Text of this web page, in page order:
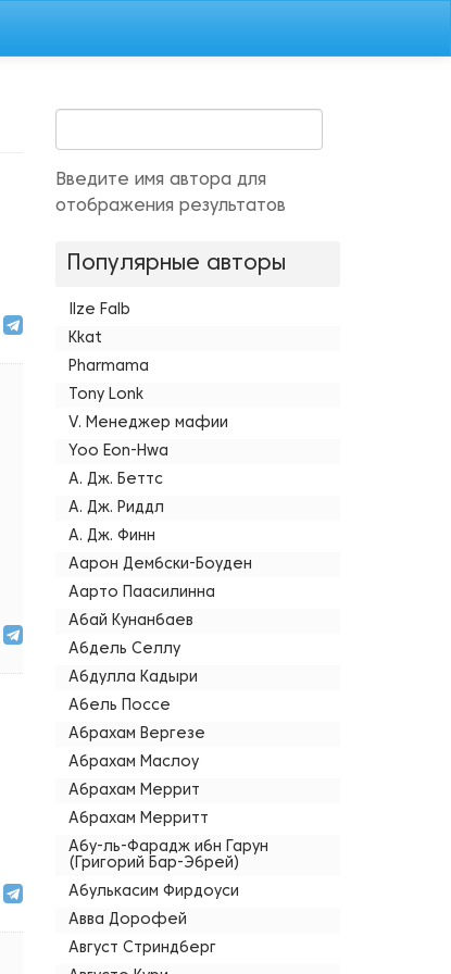
Введите имя автора для
отображения результатов
Популярные авторы
Ilze Falb
Kkat
Pharmama
Tony Lonk
V. Менеджер мафии
Yoo Eon-Hwa
А. Дж. Беттс
А. Дж. Риддл
А. Дж. Финн
Аарон Дембски-Боуден
Аарто Паасилинна
Абай Кунанбаев
Абдель Селлу
Абдулла Кадыри
Абель Поссе
Абрахам Вергезе
Абрахам Маслоу
Абрахам Меррит
Абрахам Мерритт
Абу-ль-Фарадж ибн Гарун
(Григорий Бар-Эбрей)
Абулькасим Фирдоуси
Авва Дорофей
Август Стриндберг